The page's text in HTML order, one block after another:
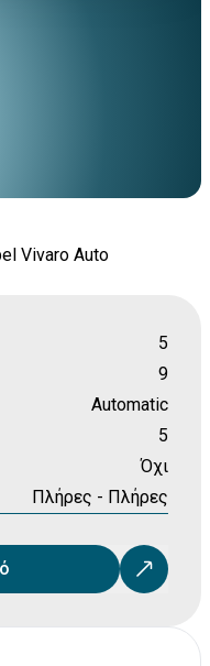
Vivaro Auto
5
9
Automatic
5
Όχι
Πλήρες - Πλήρες